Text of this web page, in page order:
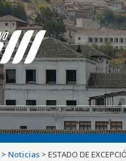
> Noticias >ESTADO DE